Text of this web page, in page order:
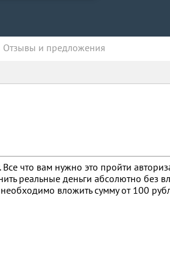
Oтзывы и предложения
Все что вам нужно это пройти
реальные деньги абсолютно без
вложить сумму от 100